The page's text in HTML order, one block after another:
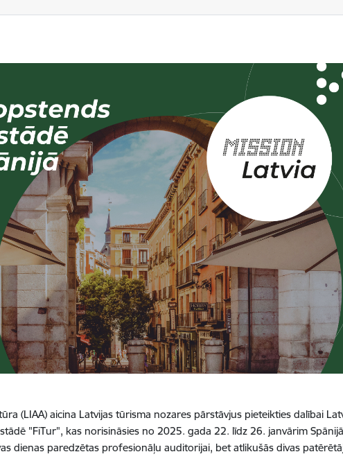
(LIAA) aicina Latvijas tūrisma nozares pārstāvjus pieteikties dalībai
"FiTur", kas norisināsies no 2025. gada 22. līdz 26. janvārim
dienas paredzētas profesionāļu auditorijai, bet atlikušās divas